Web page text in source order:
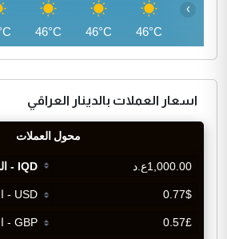
46°C
46°C
46°C
›
اسعار العملات بالدينار العراقي